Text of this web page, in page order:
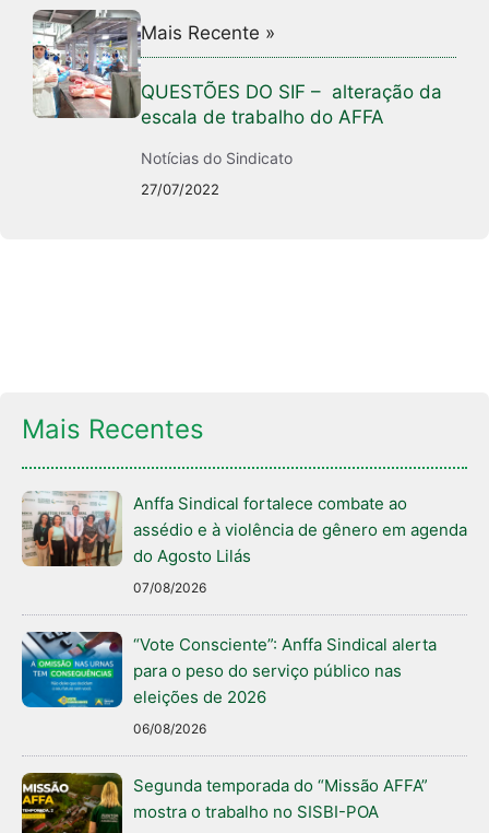
Mais Recente »
QUESTÕES DO SIF – alteração da
escala de trabalho do AFFA
Notícias do Sindicato
27/07/2022
Mais Recentes
Anffa Sindical fortalece combate ao
assédio e à violência de gênero em agenda
do Agosto Lilás
07/08/2026
“Vote Consciente”: Anffa Sindical alerta
para o peso do serviço público nas
eleições de 2026
06/08/2026
Segunda temporada do “Missão AFFA”
mostra o trabalho no SISBI-POA